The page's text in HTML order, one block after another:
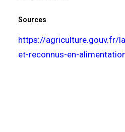
Sources
https://agriculture.gouv.fr/
et-reconnus-en-